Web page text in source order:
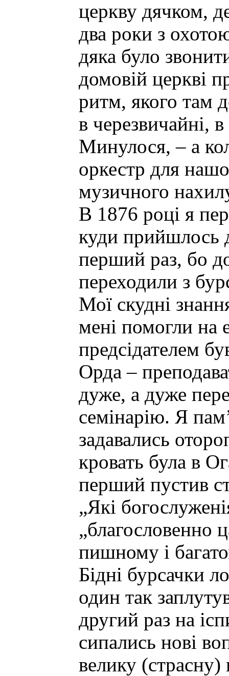
церкву дячком,
два роки з
дяка було
домовій церкві
ритм, якого там
в черезвичайні,
Минулося, – а
оркестр для
музичного
В 1876 році я
куди прийшлось
перший раз, бо
переходили з
Мої скудні
мені помогли на
предсідателем
Орда –
дуже, а дуже
семінарію. Я
задавались
кровать була в
перший пустив
„Які
„благословенно
пишному і
Бідні бурсачки
один так
другий раз на
сипались нові
велику